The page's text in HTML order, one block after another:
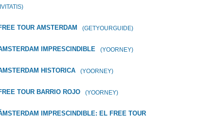
TOUR AMSTERDAM (GETYOURGUIDE)
IMPRESCINDIBLE (YOORNEY)
HISTORICA (YOORNEY)
TOUR BARRIO ROJO (YOORNEY)
IMPRESCINDIBLE: EL FREE TOUR